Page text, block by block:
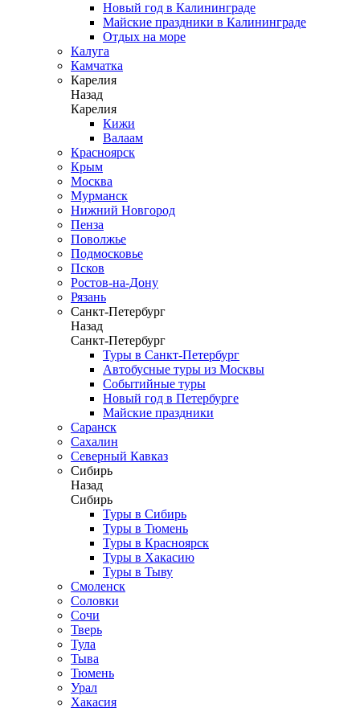
Новый год в Калининграде
Майские праздники в Калининграде
Отдых на море
Калуга
Камчатка
Карелия
Назад
Карелия
Кижи
Валаам
Красноярск
Крым
Москва
Мурманск
Нижний Новгород
Пенза
Поволжье
Подмосковье
Псков
Ростов-на-Дону
Рязань
Санкт-Петербург
Назад
Санкт-Петербург
Туры в Санкт-Петербург
Автобусные туры из Москвы
Событийные туры
Новый год в Петербурге
Майские праздники
Саранск
Сахалин
Северный Кавказ
Сибирь
Назад
Сибирь
Туры в Сибирь
Туры в Тюмень
Туры в Красноярск
Туры в Хакасию
Туры в Тыву
Смоленск
Соловки
Сочи
Тверь
Тула
Тыва
Тюмень
Урал
Хакасия